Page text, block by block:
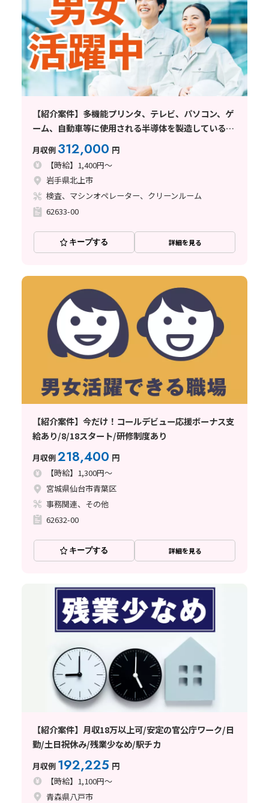
【紹介案件】多機能プリンタ、テレビ、パソコン、ゲ
ーム、自動車等に使用される半導体を製造している企
業でのお仕事
月収例 312,000 円
【時給】1,400円～
岩手県北上市
検査、マシンオペレーター、クリーンルーム
62633-00
キープする 詳細を見る
【紹介案件】今だけ！コールデビュー応援ボーナス支
給あり/8/18スタート/研修制度あり
月収例218,400 円
【時給】1,300円～
宮城県仙台市青葉区
事務関連、その他
62632-00
キープする 詳細を見る
【紹介案件】月収18万以上可/安定の官公庁ワーク/日
勤/土日祝休み/残業少なめ/駅チカ
月収例 192,225 円
【時給】1,100円～
青森県八戸市